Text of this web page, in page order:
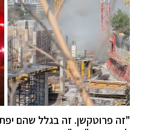
"זה פרוטקשן. זה בגלל שהם